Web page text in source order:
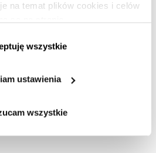
na temat plików cookies i celów
wszystkie
ustawienia
wszystkie
szukają nowych